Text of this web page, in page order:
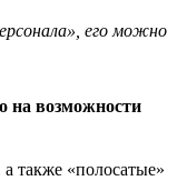
его можно
на возможности
также «полосатые»